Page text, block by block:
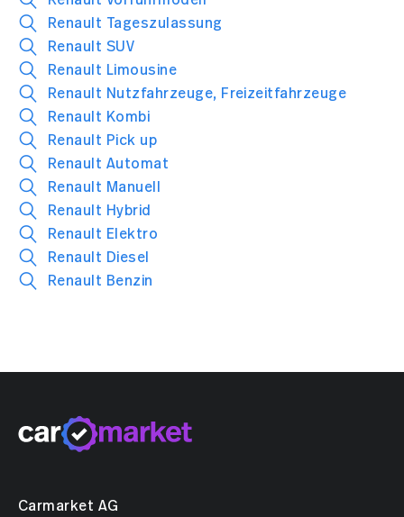
Renault Tageszulassung
Renault SUV
Renault Limousine
Renault Nutzfahrzeuge, Freizeitfahrzeuge
Renault Kombi
Renault Pick up
Renault Automat
Renault Manuell
Renault Hybrid
Renault Elektro
Renault Diesel
Renault Benzin
Carmarket AG